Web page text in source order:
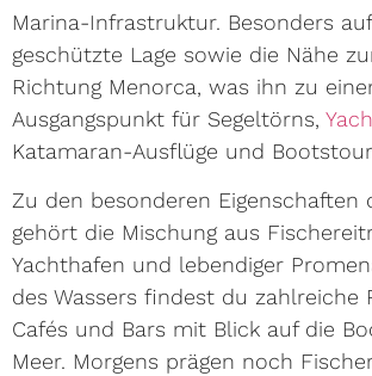
Marina-Infrastruktur. Besonders
geschützte Lage sowie die Nähe
Richtung Menorca, was ihn zu
Ausgangspunkt für Segeltörns,
Katamaran-Ausflüge und
Zu den besonderen Eigenschaften
gehört die Mischung aus
Yachthafen und lebendiger
des Wassers findest du zahlreiche
Cafés und Bars mit Blick auf die
Meer. Morgens prägen noch